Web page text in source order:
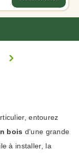
entourez
bois d’une grande
à installer, la